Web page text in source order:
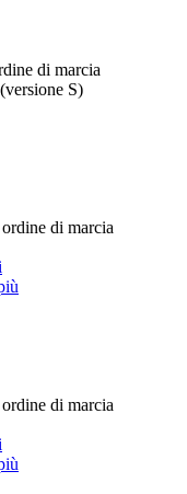
di marcia
S)
di marcia
di marcia